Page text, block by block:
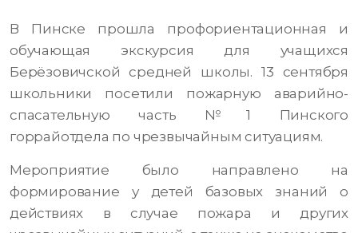
В Пинске прошла профориентационная и
обучающая экскурсия для учащихся
Берёзовичской средней школы. 13 сентября
школьники посетили пожарную аварийно-
спасательную часть №1 Пинского
горрайотдела по чрезвычайным ситуациям.
Мероприятие было направлено на
формирование у детей базовых знаний о
действиях в случае пожара и других